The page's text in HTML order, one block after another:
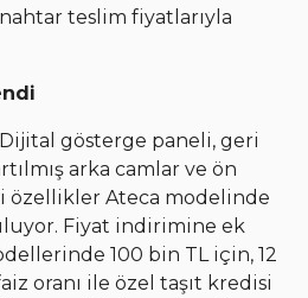
teslim fiyatlarıyla
gösterge paneli, geri
arka camlar ve ön
özellikler Ateca modelinde
Fiyat indirimine ek
100 bin TL için, 12
oranı ile özel taşıt kredisi